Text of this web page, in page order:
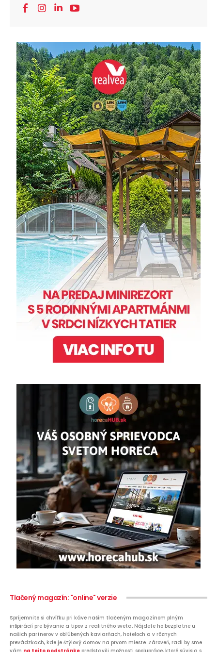
Tlačený magazín: "online" verzie
Spríjemnite si chvíľku pri káve naším tlačeným magazínom plným
inšpirácií pre bývanie a tipov z realitného sveta. Nájdete ho bezplatne u
našich partnerov v obľúbených kaviarňach, hoteloch a v rôznych
prevádzkach, kde je štýlový domov na prvom mieste. Zároveň, radi by sme